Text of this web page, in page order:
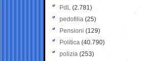
PdL (2.781)
pedofilia (25)
Pensioni (129)
Politica (40.790)
polizia (253)